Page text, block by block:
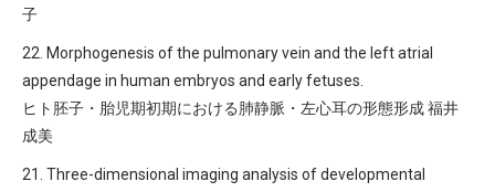
子
22. Morphogenesis of the pulmonary vein and the left atrial
appendage in human embryos and early fetuses.
ヒト胚子・胎児期初期における肺静脈・左心耳の形態形成 福井
成美
21. Three-dimensional imaging analysis of developmental